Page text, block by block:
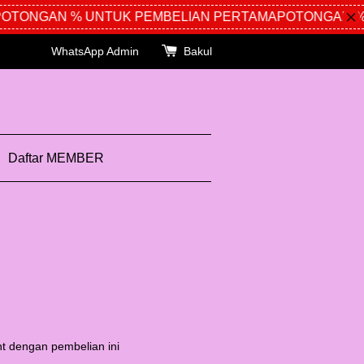
% UNTUK PEMBELIAN PERTAMAPOTONGAN %
WhatsApp Admin Bakul
Daftar MEMBER
dengan pembelian ini